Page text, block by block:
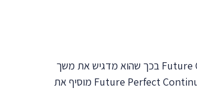
אחד האתגרים הגדולים בלימוד זמן זה הוא להבין את ההבדלים הדקים בינו לבין זמנים דומים. Future Perfect Continuous שונה מ-Future Continuous בכך שהוא מדגיש את משך
הזמן ואת ההשלמה החלקית של הפעולה עד לנקודת זמן מסוימת. בעוד ש-Future Continuous פשוט מתאר פעולה שתהיה בעיצומה בעתיד, Future Perfect Continuous מוסיף את